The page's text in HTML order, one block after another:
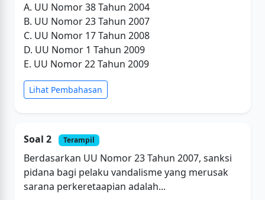
A. UU Nomor 38 Tahun 2004
B. UU Nomor 23 Tahun 2007
C. UU Nomor 17 Tahun 2008
D. UU Nomor 1 Tahun 2009
E. UU Nomor 22 Tahun 2009
Lihat Pembahasan
Soal 2 Terampil
Berdasarkan UU Nomor 23 Tahun 2007, sanksi
pidana bagi pelaku vandalisme yang merusak
sarana perkeretaapian adalah...